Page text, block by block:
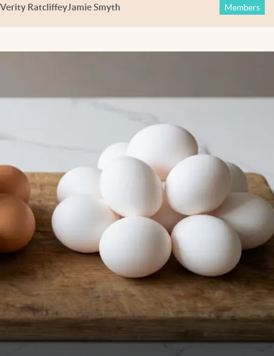
Verity RatcliffeyJamie Smyth Members